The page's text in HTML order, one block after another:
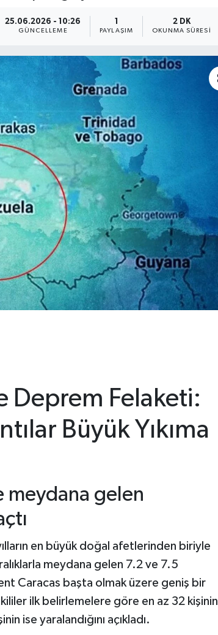
25.06.2026 - 10:26
GÜNCELLEME PAYLAŞIM
2 DK
OKUNMA SÜRESI
Deprem Felaketi:
Büyük Yıkıma
meydana gelen
en büyük doğal afetlerinden biriyle
meydana gelen 7.2 ve 7.5
Caracas başta olmak üzere geniş bir
ilk belirlemelere göre en az 32 kişinin
ise yaralandığını açıkladı.